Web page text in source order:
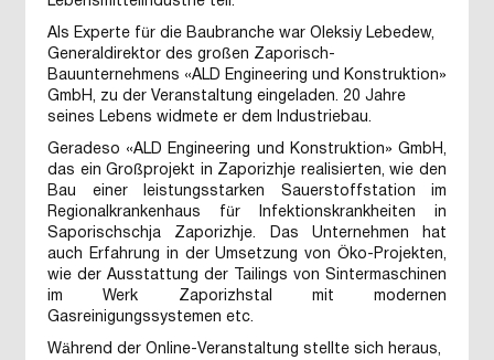
Als Experte für die Baubranche war Oleksiy Lebedew,
Generaldirektor des großen Zaporisch-
Bauunternehmens «ALD Engineering und Konstruktion»
GmbH, zu der Veranstaltung eingeladen. 20 Jahre
seines Lebens widmete er dem Industriebau.
Geradeso «ALD Engineering und Konstruktion» GmbH,
das ein Großprojekt in Zaporizhje realisierten, wie den
Bau einer leistungsstarken Sauerstoffstation im
Regionalkrankenhaus für Infektionskrankheiten in
Saporischschja Zaporizhje. Das Unternehmen hat
auch Erfahrung in der Umsetzung von Öko-Projekten,
wie der Ausstattung der Tailings von Sintermaschinen
im Werk Zaporizhstal mit modernen
Gasreinigungssystemen etc.
Während der Online-Veranstaltung stellte sich heraus,